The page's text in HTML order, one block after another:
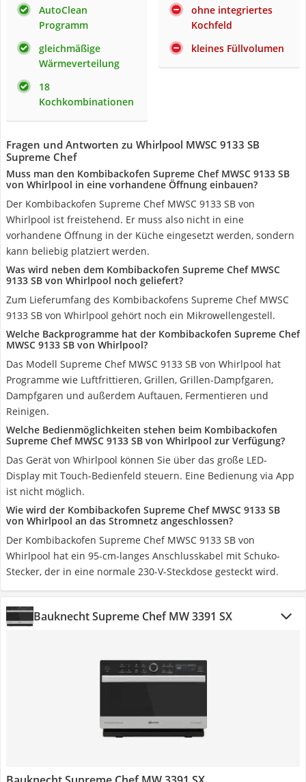
AutoClean
Programm
gleichmäßige
Wärmeverteilung
18
Kochkombinationen
ohne integriertes
Kochfeld
kleines Füllvolumen
Fragen und Antworten zu Whirlpool MWSC 9133 SB
Supreme Chef
Muss man den Kombibackofen Supreme Chef MWSC 9133 SB
von Whirlpool in eine vorhandene Öffnung einbauen?
Der Kombibackofen Supreme Chef MWSC 9133 SB von
Whirlpool ist freistehend. Er muss also nicht in eine
vorhandene Öffnung in der Küche eingesetzt werden, sondern
kann beliebig platziert werden.
Was wird neben dem Kombibackofen Supreme Chef MWSC
9133 SB von Whirlpool noch geliefert?
Zum Lieferumfang des Kombibackofens Supreme Chef MWSC
9133 SB von Whirlpool gehört noch ein Mikrowellengestell.
Welche Backprogramme hat der Kombibackofen Supreme Chef
MWSC 9133 SB von Whirlpool?
Das Modell Supreme Chef MWSC 9133 SB von Whirlpool hat
Programme wie Luftfrittieren, Grillen, Grillen-Dampfgaren,
Dampfgaren und außerdem Auftauen, Fermentieren und
Reinigen.
Welche Bedienmöglichkeiten stehen beim Kombibackofen
Supreme Chef MWSC 9133 SB von Whirlpool zur Verfügung?
Das Gerät von Whirlpool können Sie über das große LED-
Display mit Touch-Bedienfeld steuern. Eine Bedienung via App
ist nicht möglich.
Wie wird der Kombibackofen Supreme Chef MWSC 9133 SB
von Whirlpool an das Stromnetz angeschlossen?
Der Kombibackofen Supreme Chef MWSC 9133 SB von
Whirlpool hat ein 95-cm-langes Anschlusskabel mit Schuko-
Stecker, der in eine normale 230-V-Steckdose gesteckt wird.
Bauknecht Supreme Chef MW 3391 SX